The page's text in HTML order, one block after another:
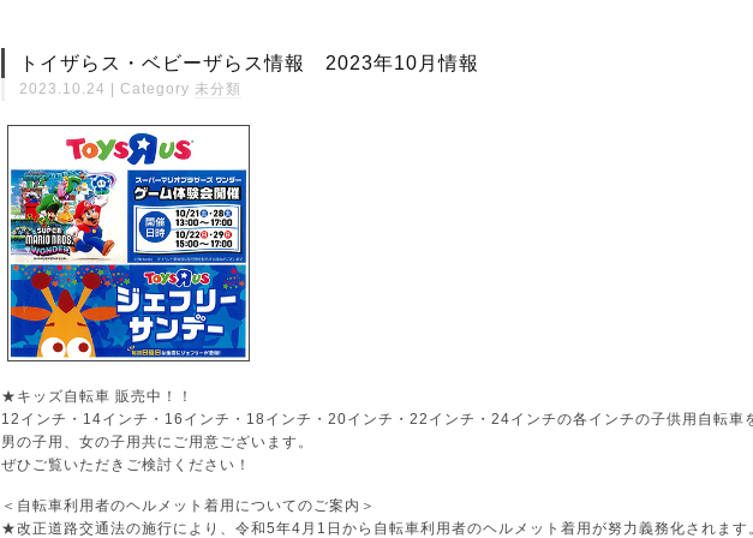
トイザらス・ベビーザらス情報 2023年10月情報
2023.10.24 | Category 未分類
★キッズ自転車 販売中！！
12インチ・14インチ・16インチ・18インチ・20インチ・22インチ・24インチの各インチの子供用自転車
男の子用、女の子用共にご用意ございます。
ぜひご覧いただきご検討ください！
＜自転車利用者のヘルメット着用についてのご案内＞
★改正道路交通法の施行により、令和5年4月1日から自転車利用者のヘルメット着用が努力義務化されます